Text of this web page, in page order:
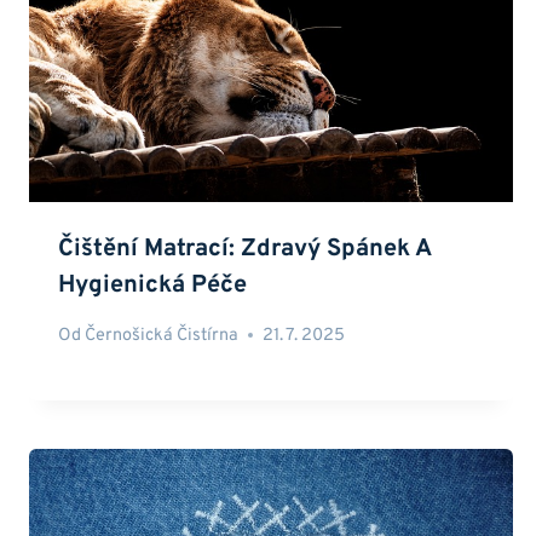
Čištění Matrací: Zdravý Spánek A
Hygienická Péče
Od Černošická Čistírna 21. 7. 2025